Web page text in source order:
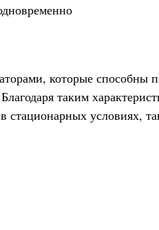
которые способны
таким
условиях,